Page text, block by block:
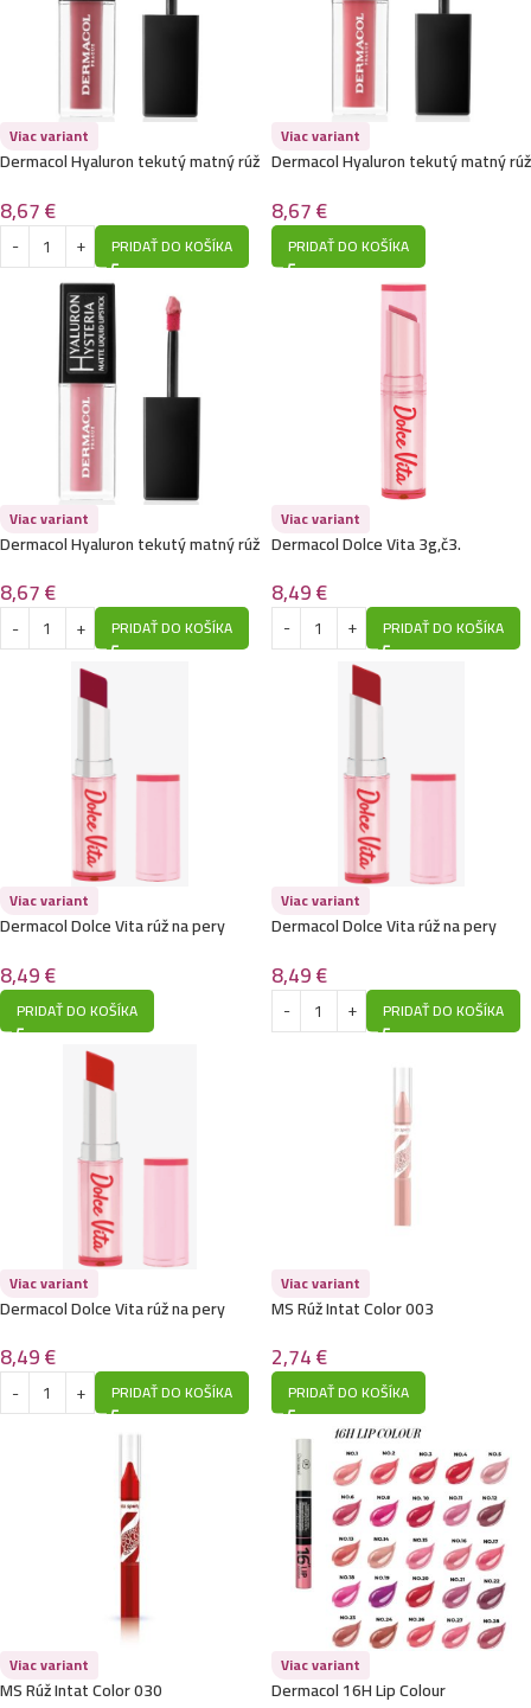
Viac variant
Dermacol Hyaluron tekutý matný rúž
8,67€
PRIDAŤ DO KOŠÍKA
Viac variant
Dermacol Hyaluron tekutý matný rúž
8,67€
PRIDAŤ DO KOŠÍKA
Viac variant
Dermacol Hyaluron tekutý matný rúž
8,67€
PRIDAŤ DO KOŠÍKA
Viac variant
Dermacol Dolce Vita 3g,č3.
8,49€
PRIDAŤ DO KOŠÍKA
Viac variant
Dermacol Dolce Vita rúž na pery
8,49€
PRIDAŤ DO KOŠÍKA
Viac variant
Dermacol Dolce Vita rúž na pery
8,49€
PRIDAŤ DO KOŠÍKA
Viac variant
Dermacol Dolce Vita rúž na pery
8,49€
PRIDAŤ DO KOŠÍKA
Viac variant
MS Rúž Intat Color 003
2,74€
PRIDAŤ DO KOŠÍKA
Viac variant
MS Rúž Intat Color 030
Viac variant
Dermacol 16H Lip Colour